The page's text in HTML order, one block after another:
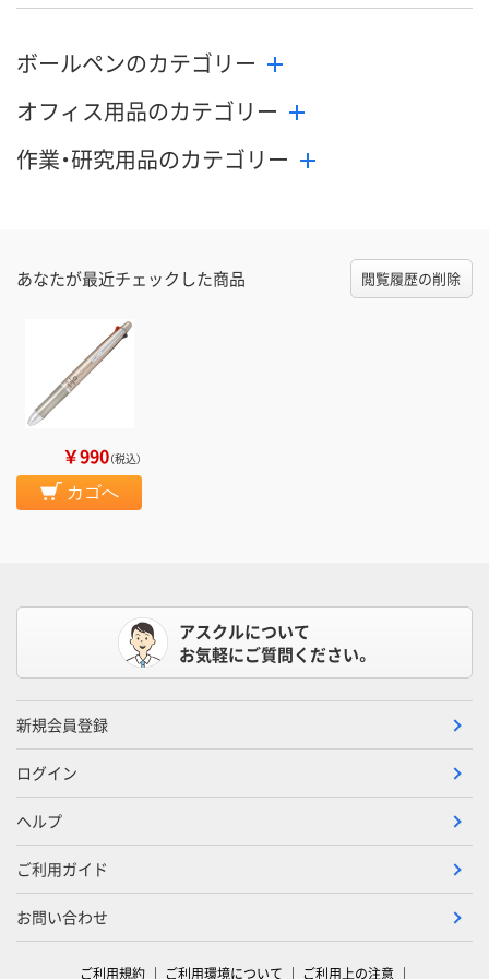
ボールペンのカテゴリー
オフィス用品のカテゴリー
作業・研究用品のカテゴリー
あなたが最近チェックした商品 閲覧履歴の削除
￥990（税込）
カゴへ
アスクルについて
お気軽にご質問ください。
新規会員登録
ログイン
ヘルプ
ご利用ガイド
お問い合わせ
ご利用規約 ご利用環境について ご利用上の注意